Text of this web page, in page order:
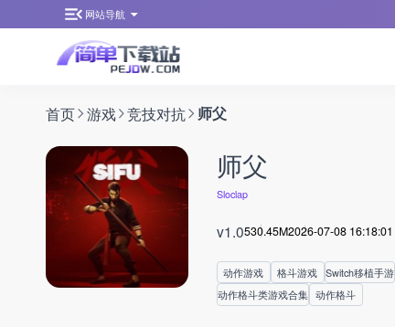
网站导航
首页 游戏 竞技对抗 师父
师父
Sloclap
v1.0530.45M2026-07-08 16:18:01
动作游戏 格斗游戏 Switch移植手游
动作格斗类游戏合集 动作格斗